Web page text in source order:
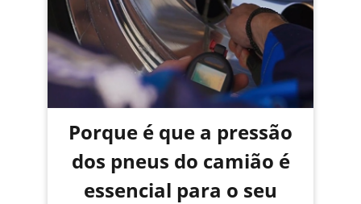
Porque é que a pressão
dos pneus do camião é
essencial para o seu